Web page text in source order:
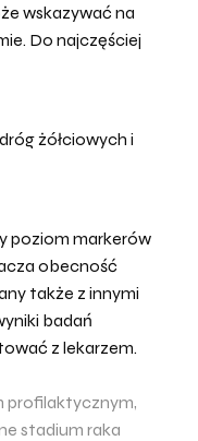
wskazywać na
Do najczęściej
żółciowych i
poziom markerów
obecność
także z innymi
badań
z lekarzem.
profilaktycznym,
stadium raka